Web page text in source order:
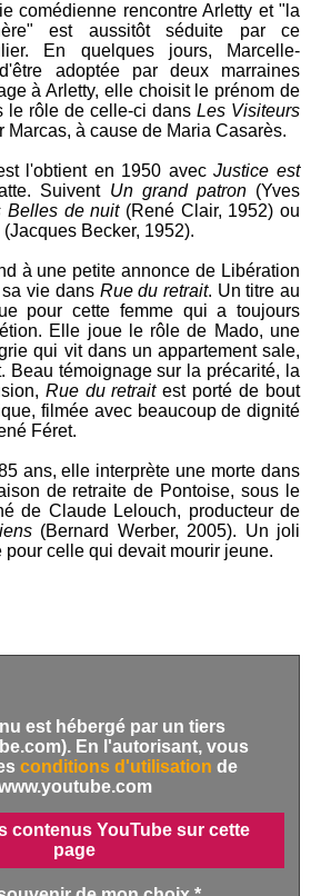
comédienne rencontre Arletty et "la
est aussitôt séduite par ce
En quelques jours, Marcelle-
adoptée par deux marraines
à Arletty, elle choisit le prénom de
le rôle de celle-ci dans Les Visiteurs
Marcas, à cause de Maria Casarès.
l'obtient en 1950 avecJustice est
Suivent Un grand patron(Yves
Belles de nuit(René Clair, 1952) ou
(Jacques Becker, 1952).
à une petite annonce de Libération
vie dans Rue du retrait. Un titre au
pour cette femme qui a toujours
Elle joue le rôle de Mado, une
qui vit dans un appartement sale,
Beau témoignage sur la précarité, la
Rue du retraitest porté de bout
filmée avec beaucoup de dignité
Féret.
ans, elle interprète une morte dans
de retraite de Pontoise, sous le
de Claude Lelouch, producteur de
(Bernard Werber, 2005). Un joli
pour celle qui devait mourir jeune.
est hébergé par un tiers
En l'autorisant, vous
conditions d'utilisation de
contenus YouTube sur cette
page